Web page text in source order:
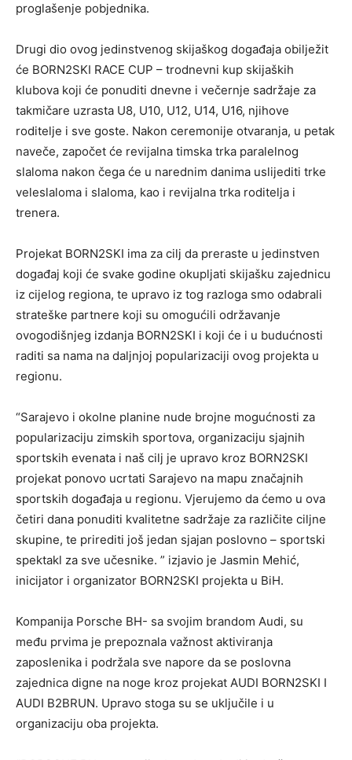
proglašenje pobjednika.
Drugi dio ovog jedinstvenog skijaškog događaja obilježit
će BORN2SKI RACE CUP – trodnevni kup skijaških
klubova koji će ponuditi dnevne i večernje sadržaje za
takmičare uzrasta U8, U10, U12, U14, U16, njihove
roditelje i sve goste. Nakon ceremonije otvaranja, u petak
naveče, započet će revijalna timska trka paralelnog
slaloma nakon čega će u narednim danima uslijediti trke
veleslaloma i slaloma, kao i revijalna trka roditelja i
trenera.
Projekat BORN2SKI ima za cilj da preraste u jedinstven
događaj koji će svake godine okupljati skijašku zajednicu
iz cijelog regiona, te upravo iz tog razloga smo odabrali
strateške partnere koji su omogućili održavanje
ovogodišnjeg izdanja BORN2SKI i koji će i u budućnosti
raditi sa nama na daljnjoj popularizaciji ovog projekta u
regionu.
“Sarajevo i okolne planine nude brojne mogućnosti za
popularizaciju zimskih sportova, organizaciju sjajnih
sportskih evenata i naš cilj je upravo kroz BORN2SKI
projekat ponovo ucrtati Sarajevo na mapu značajnih
sportskih događaja u regionu. Vjerujemo da ćemo u ova
četiri dana ponuditi kvalitetne sadržaje za različite ciljne
skupine, te prirediti još jedan sjajan poslovno – sportski
spektakl za sve učesnike. ” izjavio je Jasmin Mehić,
inicijator i organizator BORN2SKI projekta u BiH.
Kompanija Porsche BH- sa svojim brandom Audi, su
među prvima je prepoznala važnost aktiviranja
zaposlenika i podržala sve napore da se poslovna
zajednica digne na noge kroz projekat AUDI BORN2SKI I
AUDI B2BRUN. Upravo stoga su se uključile i u
organizaciju oba projekta.